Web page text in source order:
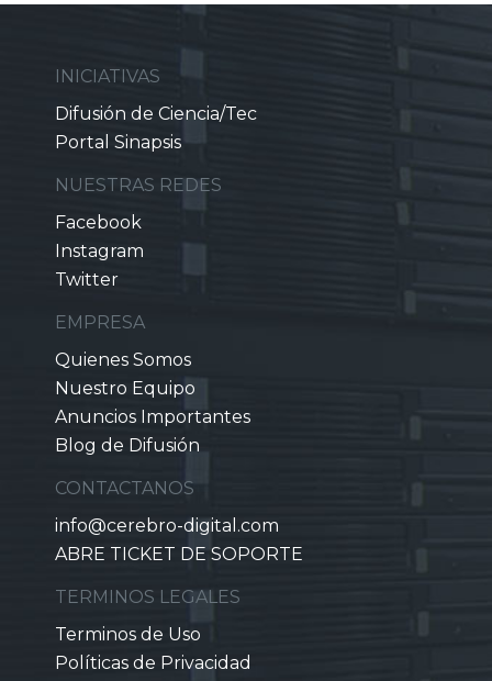
INICIATIVAS
Difusión de Ciencia/Tec
Portal Sinapsis
NUESTRAS REDES
Facebook
Instagram
Twitter
EMPRESA
Quienes Somos
Nuestro Equipo
Anuncios Importantes
Blog de Difusión
CONTACTANOS
info@cerebro-digital.com
ABRE TICKET DE SOPORTE
TERMINOS LEGALES
Terminos de Uso
Políticas de Privacidad